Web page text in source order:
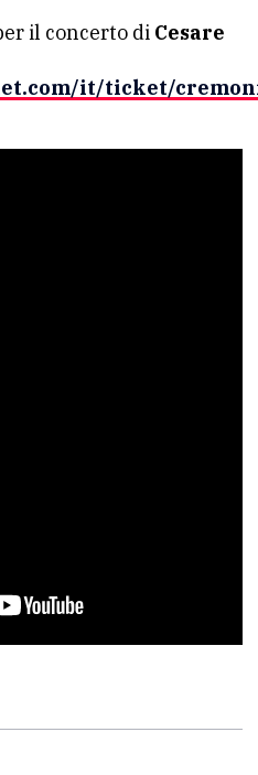
il concerto di Cesare
it/ticket/